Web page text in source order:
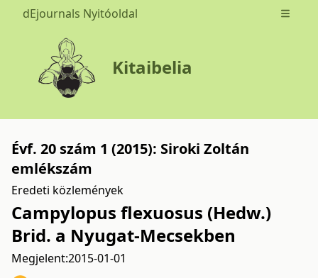
dEjournals Nyitóoldal Open
Kitaibelia
Évf. 20 szám 1 (2015): Siroki Zoltán
emlékszám
Eredeti közlemények
Campylopus flexuosus (Hedw.)
Brid. a Nyugat-Mecsekben
Megjelent:2015-01-01